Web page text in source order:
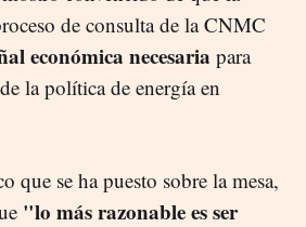
de consulta de la CNMC
económica necesaria para
la política de energía en
que se ha puesto sobre la mesa,
"lo más razonable es ser